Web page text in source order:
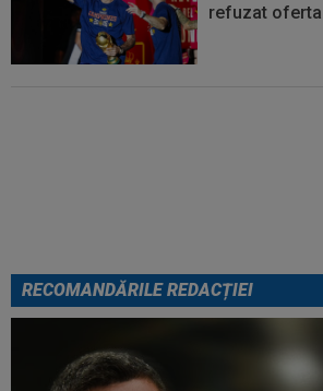
refuzat
RECOMANDĂRILE REDACȚIEI